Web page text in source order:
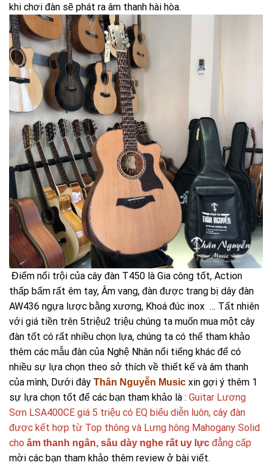
khi chơi đàn sẽ phát ra âm thanh hài hòa.
Điểm nổi trội của cây đàn T450 là Gia công tốt, Action
thấp bấm rất êm tay, Âm vang, đàn được trang bị dây đàn
AW436 ngựa lược bằng xương, Khoá đúc inox … Tất nhiên
với giá tiền trên 5triệu2 triệu chúng ta muốn mua một cây
đàn tốt có rất nhiều chọn lựa, chúng ta có thể tham khảo
thêm các mẫu đàn của Nghệ Nhân nổi tiếng khác để có
nhiều sự lựa chọn theo sở thích về thiết kế và âm thanh
của mình, Dưới đây Thân Nguyễn Music xin gợi ý thêm 1
sự lựa chọn tốt để các bạn tham khảo là : Guitar Lương
Sơn LSA400CE giá 5 triệu có EQ biểu diễn luôn, cây đàn
được kết hợp từ Top thông và Lưng hông Mahogany Solid
cho âm thanh ngân, sâu dày nghe rất uy lực đẳng cấp
mời các bạn tham khảo thêm review ở bài viết.